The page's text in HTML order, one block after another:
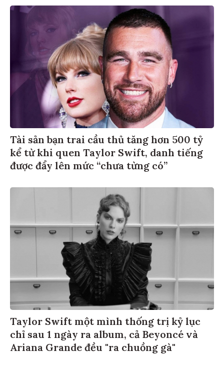
Tài sản bạn trai cầu thủ tăng hơn 500 tỷ
kể từ khi quen Taylor Swift, danh tiếng
được đẩy lên mức “chưa từng có”
Taylor Swift một mình thống trị kỷ lục
chỉ sau 1 ngày ra album, cả Beyoncé và
Ariana Grande đều "ra chuồng gà"